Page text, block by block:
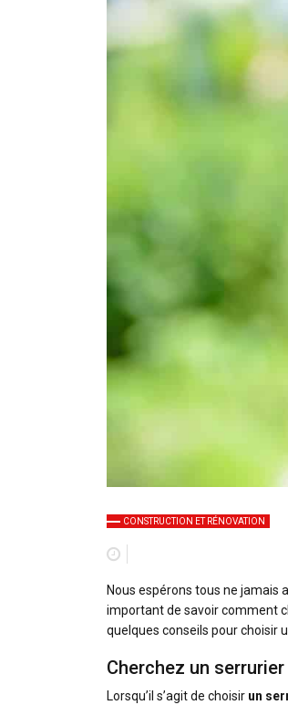
CONSTRUCTION ET RÉNOVATION
Nous espérons tous ne jamais
important de savoir comment
quelques conseils pour choisir
Cherchez un
Lorsqu’il s’agit de choisir un